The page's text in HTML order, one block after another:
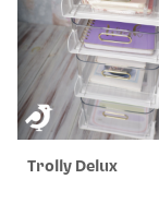
Trolly Delux